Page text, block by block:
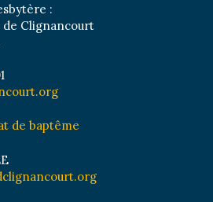
:
Clignancourt
de baptême